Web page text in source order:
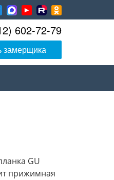
602-72-79
замерщика
GU
прижимная